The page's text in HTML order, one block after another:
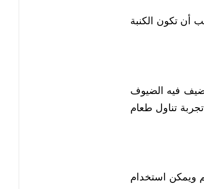
أن تكون الكنبة
فيه الضيوف
تناول طعام
ويمكن استخدام